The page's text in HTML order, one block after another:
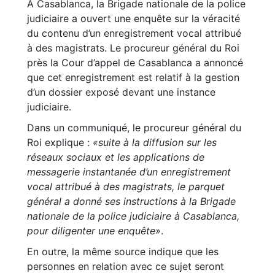
À Casablanca, la Brigade nationale de la police
judiciaire a ouvert une enquête sur la véracité
du contenu d’un enregistrement vocal attribué
à des magistrats. Le procureur général du Roi
près la Cour d’appel de Casablanca a annoncé
que cet enregistrement est relatif à la gestion
d’un dossier exposé devant une instance
judiciaire.
Dans un communiqué, le procureur général du
Roi explique : «suite à la diffusion sur les
réseaux sociaux et les applications de
messagerie instantanée d’un enregistrement
vocal attribué à des magistrats, le parquet
général a donné ses instructions à la Brigade
nationale de la police judiciaire à Casablanca,
pour diligenter une enquête».
En outre, la même source indique que les
personnes en relation avec ce sujet seront